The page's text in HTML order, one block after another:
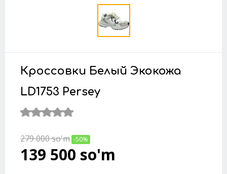
Кроссовки Белый Экокожа
LD1753 Persey
279 000so'm -50%
139 500 so'm